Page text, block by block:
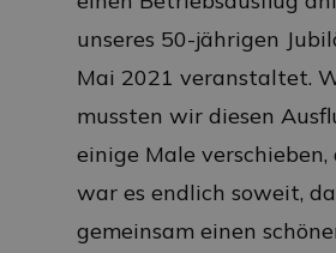
unseres 50-jährigen
Mai 2021 veranstaltet.
mussten wir diesen
einige Male verschieben,
war es endlich soweit,
gemeinsam einen